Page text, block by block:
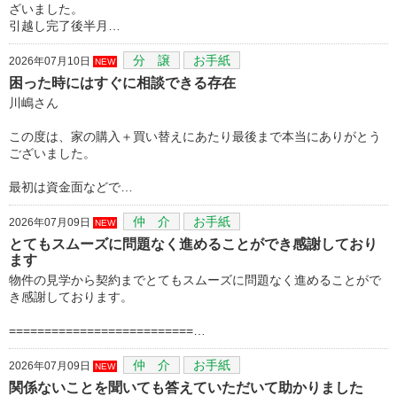
ざいました。
引越し完了後半月…
2026年07月10日 NEW 分 譲 お手紙
困った時にはすぐに相談できる存在
川嶋さん
この度は、家の購入＋買い替えにあたり最後まで本当にありがとう
ございました。
最初は資金面などで…
2026年07月09日 NEW 仲 介 お手紙
とてもスムーズに問題なく進めることができ感謝しており
ます
物件の見学から契約までとてもスムーズに問題なく進めることがで
き感謝しております。
==========================…
2026年07月09日 NEW 仲 介 お手紙
関係ないことを聞いても答えていただいて助かりました